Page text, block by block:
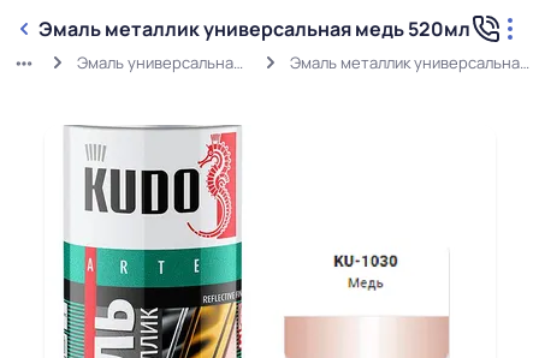
Эмаль металлик универсальная медь 520мл
Эмаль универсальная Металлик Эмаль металлик универсальная медь 520мл